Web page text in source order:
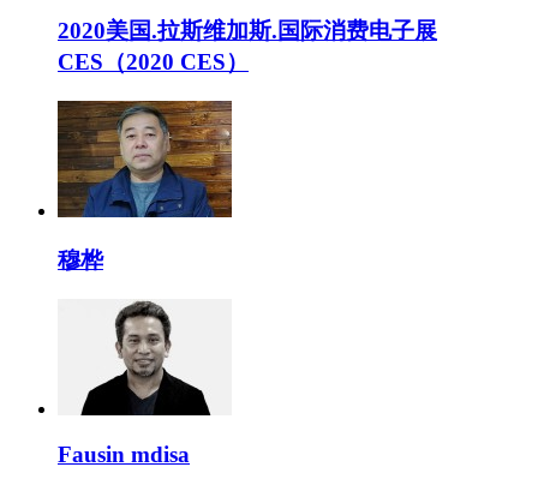
2020美国.拉斯维加斯.国际消费电子展
CES（2020 CES）
穆桦
Fausin mdisa